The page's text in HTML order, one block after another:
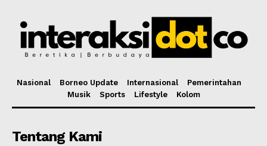
Nasional Borneo Update Internasional
Pemerintahan
Musik
Sports Lifestyle Kolom
Tentang Kami